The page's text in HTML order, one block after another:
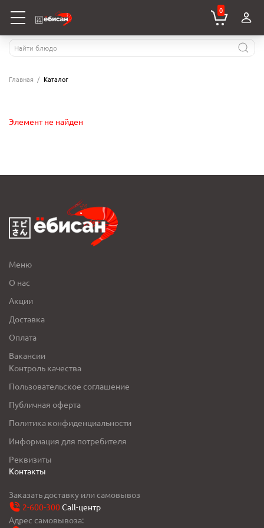
0
Главная Каталог
Элемент не найден
Меню
О нас
Акции
Доставка
Оплата
Вакансии
Контроль качества
Пользовательское соглашение
Публичная оферта
Политика конфиденциальности
Информация для потребителя
Реквизиты
Контакты
Заказать доставку или самовывоз
2-600-300Call-центр
Адрес самовывоза: